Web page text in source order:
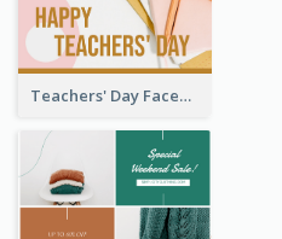
Teachers' Day Facebook Post With Pink And Orange Decorations